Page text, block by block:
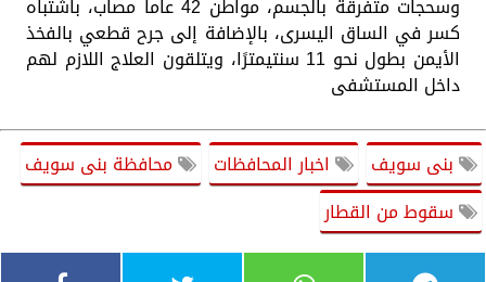
وسحجات متفرقة بالجسم، مواطن 42 عاما مصاب، باشتباه
كسر في الساق اليسرى، بالإضافة إلى جرح قطعي بالفخذ
الأيمن بطول نحو 11 سنتيمترًا، ويتلقون العلاج اللازم لهم
داخل المستشفى
بنى سويف اخبار المحافظات
محافظة بنى سويف
سقوط من القطار